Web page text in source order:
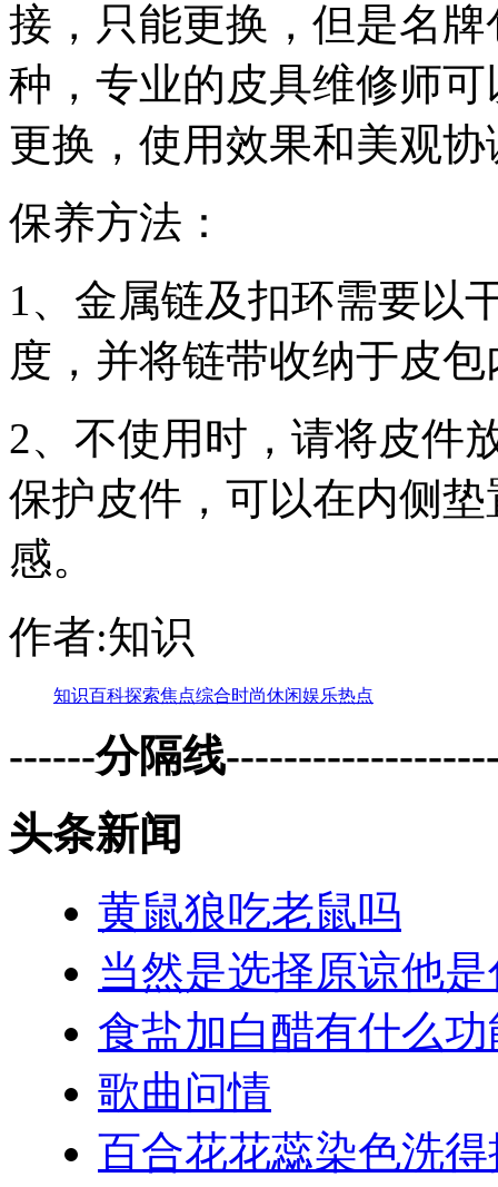
接，只能更换，但是名
种，专业的皮具维修师
更换，使用效果和美观
保养方法：
1、金属链及扣环需要以
度，并将链带收纳于皮包
2、不使用时，请将皮件
保护皮件，可以在内侧
感。
作者:知识
知识百科探索焦点综合时尚休闲娱乐热点
------分隔线
头条新闻
黄鼠狼吃老鼠吗
当然是选择原谅他
食盐加白醋有什么功
歌曲问情
百合花花蕊染色洗